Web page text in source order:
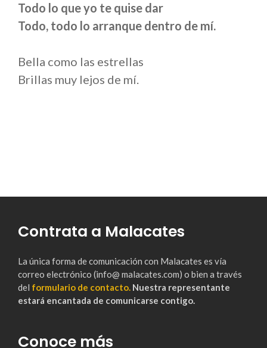
Todo lo que yo te quise dar
Todo, todo lo arranque dentro de mí.
Bella como las estrellas
Brillas muy lejos de mí.
Contrata a Malacates
La única forma de comunicación con Malacates es vía
correo electrónico (info@ malacates.com) o bien a través
del formulario de contacto. Nuestra representante
estará encantada de comunicarse contigo.
Conoce más